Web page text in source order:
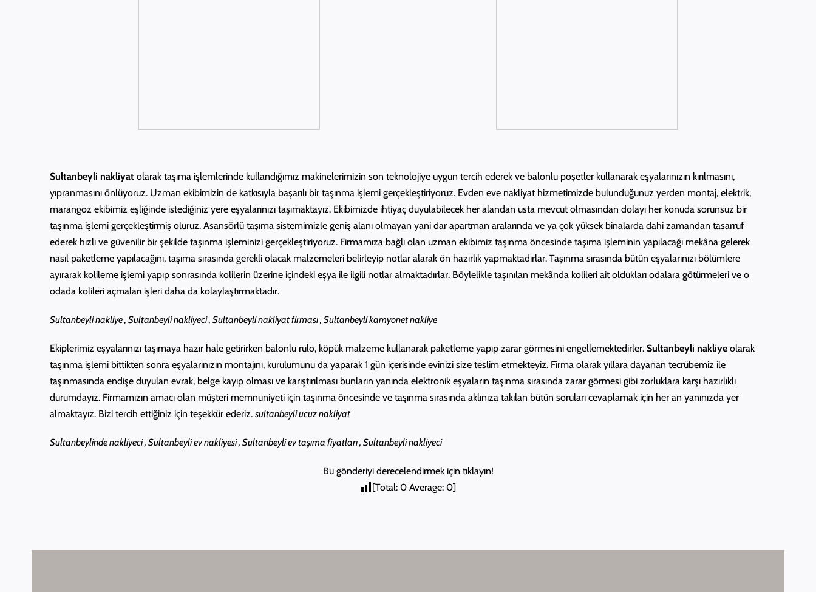
Sultanbeyli nakliyat olarak taşıma işlemlerinde kullandığımız makinelerimizin son teknolojiye uygun tercih ederek ve balonlu poşetler kullanarak eşyalarınızın kırılmasını,
yıpranmasını önlüyoruz. Uzman ekibimizin de katkısıyla başarılı bir taşınma işlemi gerçekleştiriyoruz. Evden eve nakliyat hizmetimizde bulunduğunuz yerden montaj, elektrik,
marangoz ekibimiz eşliğinde istediğiniz yere eşyalarınızı taşımaktayız. Ekibimizde ihtiyaç duyulabilecek her alandan usta mevcut olmasından dolayı her konuda sorunsuz bir
taşınma işlemi gerçekleştirmiş oluruz. Asansörlü taşıma sistemimizle geniş alanı olmayan yani dar apartman aralarında ve ya çok yüksek binalarda dahi zamandan tasarruf
ederek hızlı ve güvenilir bir şekilde taşınma işleminizi gerçekleştiriyoruz. Firmamıza bağlı olan uzman ekibimiz taşınma öncesinde taşıma işleminin yapılacağı mekâna gelerek
nasıl paketleme yapılacağını, taşıma sırasında gerekli olacak malzemeleri belirleyip notlar alarak ön hazırlık yapmaktadırlar. Taşınma sırasında bütün eşyalarınızı bölümlere
ayırarak kolileme işlemi yapıp sonrasında kolilerin üzerine içindeki eşya ile ilgili notlar almaktadırlar. Böylelikle taşınılan mekânda kolileri ait oldukları odalara götürmeleri ve o
odada kolileri açmaları işleri daha da kolaylaştırmaktadır.
Sultanbeyli nakliye , Sultanbeyli nakliyeci , Sultanbeyli nakliyat firması , Sultanbeyli kamyonet nakliye
Ekiplerimiz eşyalarınızı taşımaya hazır hale getirirken balonlu rulo, köpük malzeme kullanarak paketleme yapıp zarar görmesini engellemektedirler. Sultanbeyli nakliye olarak
taşınma işlemi bittikten sonra eşyalarınızın montajını, kurulumunu da yaparak 1 gün içerisinde evinizi size teslim etmekteyiz. Firma olarak yıllara dayanan tecrübemiz ile
taşınmasında endişe duyulan evrak, belge kayıp olması ve karıştırılması bunların yanında elektronik eşyaların taşınma sırasında zarar görmesi gibi zorluklara karşı hazırlıklı
durumdayız. Firmamızın amacı olan müşteri memnuniyeti için taşınma öncesinde ve taşınma sırasında aklınıza takılan bütün soruları cevaplamak için her an yanınızda yer
almaktayız. Bizi tercih ettiğiniz için teşekkür ederiz. sultanbeyli ucuz nakliyat
Sultanbeylinde nakliyeci , Sultanbeyli ev nakliyesi , Sultanbeyli ev taşıma fiyatları , Sultanbeyli nakliyeci
Bu gönderiyi derecelendirmek için tıklayın!
[Total: 0 Average: 0]